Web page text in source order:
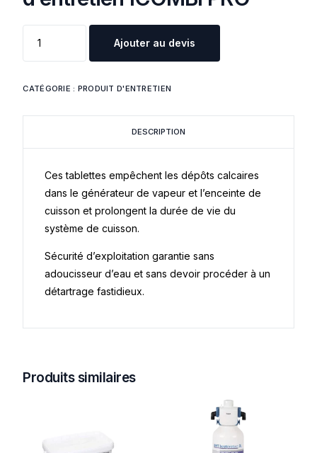
Ajouter au devis
CATÉGORIE : PRODUIT D'ENTRETIEN
DESCRIPTION
Ces tablettes empêchent les dépôts calcaires
dans le générateur de vapeur et l’enceinte de
cuisson et prolongent la durée de vie du
système de cuisson.
Sécurité d’exploitation garantie sans
adoucisseur d’eau et sans devoir procéder à un
détartrage fastidieux.
Produits similaires